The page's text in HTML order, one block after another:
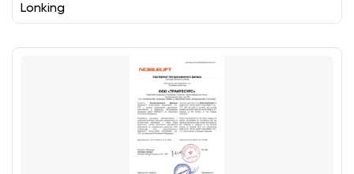
Lonking